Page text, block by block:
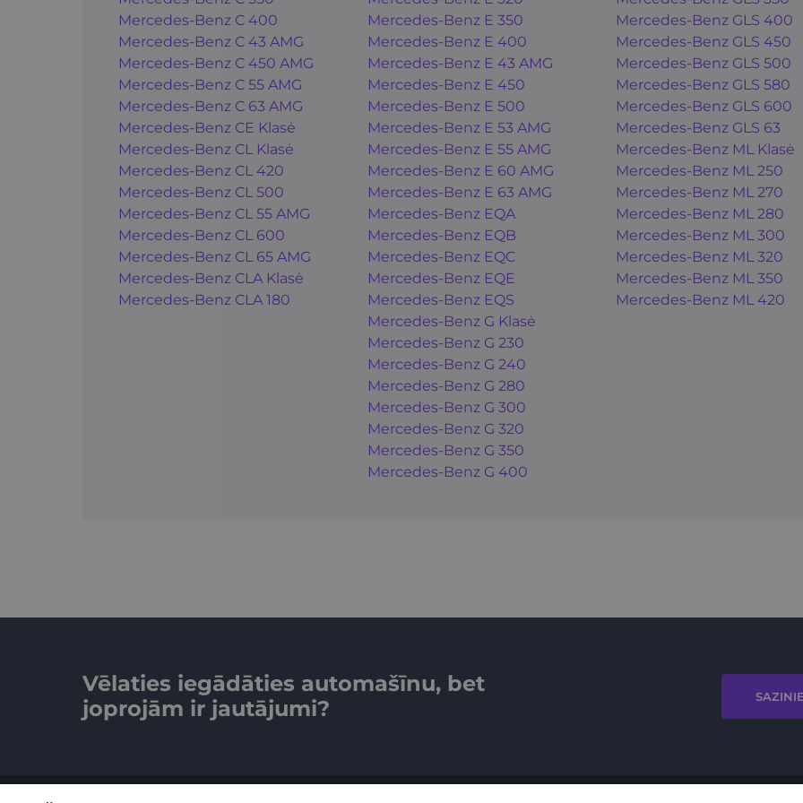
Mercedes-Benz C 400
Mercedes-Benz C 43 AMG
Mercedes-Benz C 450 AMG
Mercedes-Benz C 55 AMG
Mercedes-Benz C 63 AMG
Mercedes-Benz CE Klasė
Mercedes-Benz CL Klasė
Mercedes-Benz CL 420
Mercedes-Benz CL 500
Mercedes-Benz CL 55 AMG
Mercedes-Benz CL 600
Mercedes-Benz CL 65 AMG
Mercedes-Benz CLA Klasė
Mercedes-Benz CLA 180
Mercedes-Benz E 350
Mercedes-Benz E 400
Mercedes-Benz E 43 AMG
Mercedes-Benz E 450
Mercedes-Benz E 500
Mercedes-Benz E 53 AMG
Mercedes-Benz E 55 AMG
Mercedes-Benz E 60 AMG
Mercedes-Benz E 63 AMG
Mercedes-Benz EQA
Mercedes-Benz EQB
Mercedes-Benz EQC
Mercedes-Benz EQE
Mercedes-Benz EQS
Mercedes-Benz G Klasė
Mercedes-Benz G 230
Mercedes-Benz G 240
Mercedes-Benz G 280
Mercedes-Benz G 300
Mercedes-Benz G 320
Mercedes-Benz G 350
Mercedes-Benz G 400
Mercedes-Benz GLS 400
Mercedes-Benz GLS 450
Mercedes-Benz GLS 500
Mercedes-Benz GLS 580
Mercedes-Benz GLS 600
Mercedes-Benz GLS 63
Mercedes-Benz ML Klasė
Mercedes-Benz ML 250
Mercedes-Benz ML 270
Mercedes-Benz ML 280
Mercedes-Benz ML 300
Mercedes-Benz ML 320
Mercedes-Benz ML 350
Mercedes-Benz ML 420
Vēlaties iegādāties automašīnu, bet
joprojām ir jautājumi?